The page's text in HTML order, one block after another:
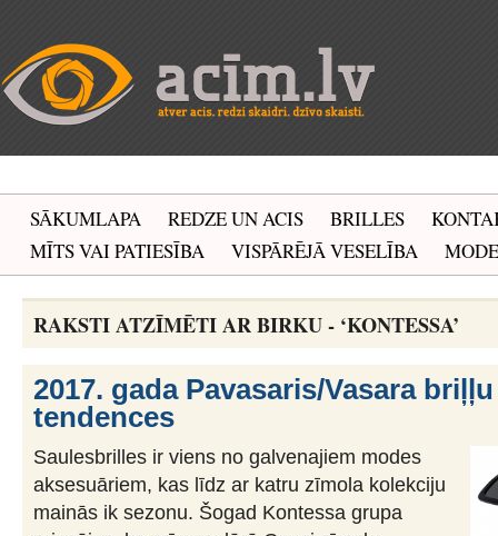
SĀKUMLAPA REDZE UN ACIS BRILLES
MĪTS VAI PATIESĪBA
VISPĀRĒJĀ VESELĪBA MODE
RAKSTI ATZĪMĒTI AR BIRKU - ‘KONTESSA’
2017. gada Pavasaris/Vasara
tendences
Saulesbrilles ir viens no galvenajiem modes
aksesuāriem, kas līdz ar katru zīmola kolekciju
mainās ik sezonu. Šogad Kontessa grupa